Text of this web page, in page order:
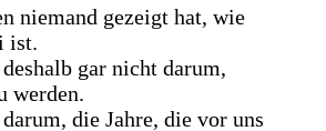
niemand gezeigt hat, wie
ist.
gar nicht darum,
werden.
die Jahre, die vor uns